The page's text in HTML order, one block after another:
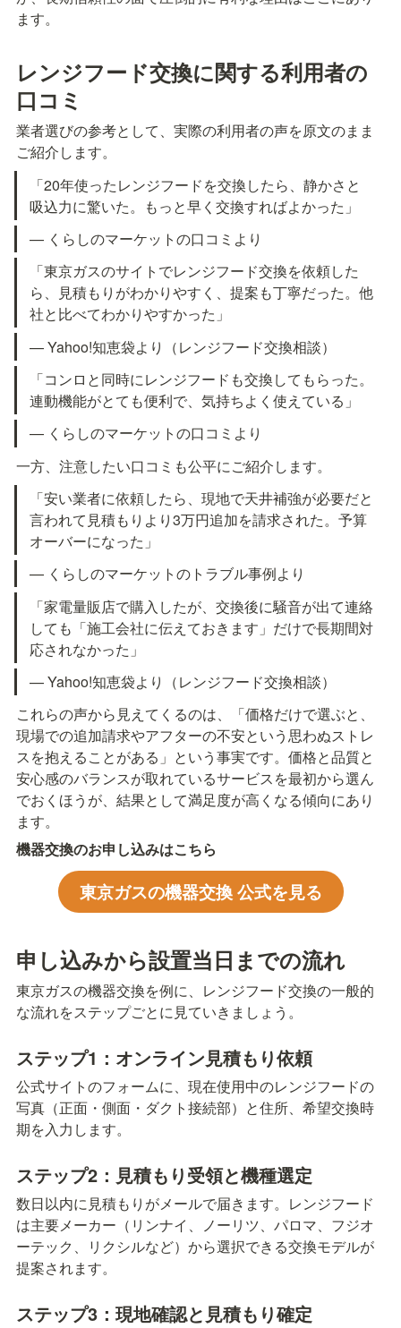
ます。
レンジフード交換に関する利用者の
口コミ
業者選びの参考として、実際の利用者の声を原文のまま
ご紹介します。
「20年使ったレンジフードを交換したら、静かさと
吸込力に驚いた。もっと早く交換すればよかった」
— くらしのマーケットの口コミより
「東京ガスのサイトでレンジフード交換を依頼した
ら、見積もりがわかりやすく、提案も丁寧だった。他
社と比べてわかりやすかった」
— Yahoo!知恵袋より（レンジフード交換相談）
「コンロと同時にレンジフードも交換してもらった。
連動機能がとても便利で、気持ちよく使えている」
— くらしのマーケットの口コミより
一方、注意したい口コミも公平にご紹介します。
「安い業者に依頼したら、現地で天井補強が必要だと
言われて見積もりより3万円追加を請求された。予算
オーバーになった」
— くらしのマーケットのトラブル事例より
「家電量販店で購入したが、交換後に騒音が出て連絡
しても「施工会社に伝えておきます」だけで長期間対
応されなかった」
— Yahoo!知恵袋より（レンジフード交換相談）
これらの声から見えてくるのは、「価格だけで選ぶと、
現場での追加請求やアフターの不安という思わぬストレ
スを抱えることがある」という事実です。価格と品質と
安心感のバランスが取れているサービスを最初から選ん
でおくほうが、結果として満足度が高くなる傾向にあり
ます。
機器交換のお申し込みはこちら
東京ガスの機器交換 公式を見る
申し込みから設置当日までの流れ
東京ガスの機器交換を例に、レンジフード交換の一般的
な流れをステップごとに見ていきましょう。
ステップ1：オンライン見積もり依頼
公式サイトのフォームに、現在使用中のレンジフードの
写真（正面・側面・ダクト接続部）と住所、希望交換時
期を入力します。
ステップ2：見積もり受領と機種選定
数日以内に見積もりがメールで届きます。レンジフード
は主要メーカー（リンナイ、ノーリツ、パロマ、フジオ
ーテック、リクシルなど）から選択できる交換モデルが
提案されます。
ステップ3：現地確認と見積もり確定